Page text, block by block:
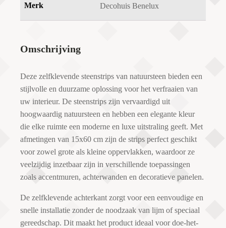
Merk Decohuis Benelux
Omschrijving
Deze zelfklevende steenstrips van natuursteen bieden een
stijlvolle en duurzame oplossing voor het verfraaien van
uw interieur. De steenstrips zijn vervaardigd uit
hoogwaardig natuursteen en hebben een elegante kleur
die elke ruimte een moderne en luxe uitstraling geeft. Met
afmetingen van 15x60 cm zijn de strips perfect geschikt
voor zowel grote als kleine oppervlakken, waardoor ze
veelzijdig inzetbaar zijn in verschillende toepassingen
zoals accentmuren, achterwanden en decoratieve panelen.
De zelfklevende achterkant zorgt voor een eenvoudige en
snelle installatie zonder de noodzaak van lijm of speciaal
gereedschap. Dit maakt het product ideaal voor doe-het-